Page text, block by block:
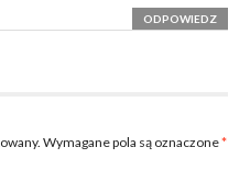
ODPOWIEDZ
Wymagane pola są oznaczone*